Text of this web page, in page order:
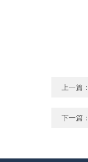
上一篇
下一篇